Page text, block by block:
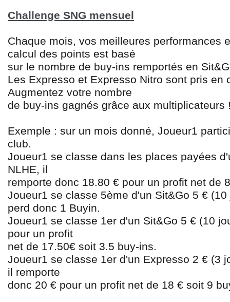
Challenge SNG mensuel
Chaque mois, vos meilleures performances
calcul des points est basé
sur le nombre de buy-ins remportés en
Les Expresso et Expresso Nitro sont pris en
Augmentez votre nombre
de buy-ins gagnés grâce aux multiplicateurs
Exemple : sur un mois donné, Joueur1
club.
Joueur1 se classe dans les places payées
NLHE, il
remporte donc 18.80 € pour un profit net de
Joueur1 se classe 5ème d'un Sit&Go 5 € (10
perd donc 1 Buyin.
Joueur1 se classe 1er d'un Sit&Go 5 € (10
pour un profit
net de 17.50€ soit 3.5 buy-ins.
Joueur1 se classe 1er d'un Expresso 2 € (3
il remporte
donc 20 € pour un profit net de 18 € soit 9